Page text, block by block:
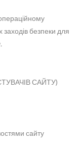
заходів безпеки для
САЙТУ)
сайту